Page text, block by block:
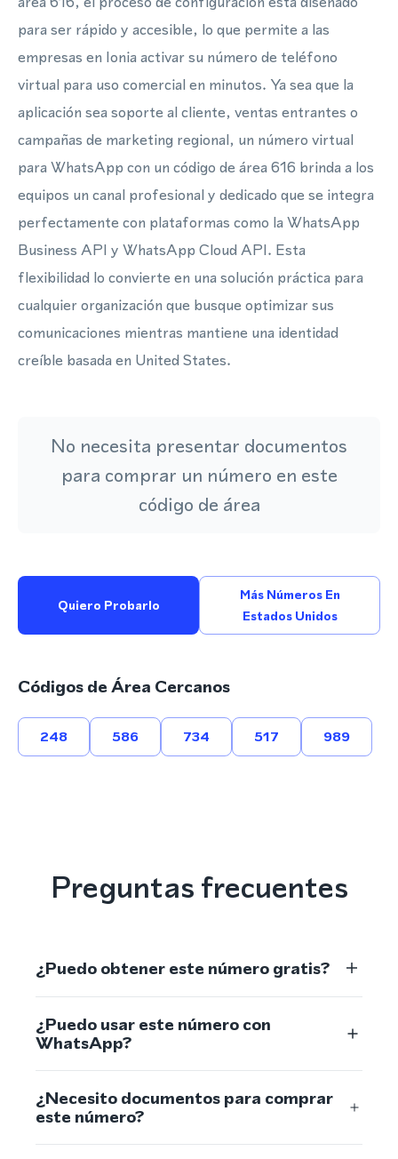
para ser rápido y accesible, lo que permite a las
empresas en Ionia activar su número de teléfono
virtual para uso comercial en minutos. Ya sea que la
aplicación sea soporte al cliente, ventas entrantes o
campañas de marketing regional, un número virtual
para WhatsApp con un código de área 616 brinda a los
equipos un canal profesional y dedicado que se integra
perfectamente con plataformas como la WhatsApp
Business API y WhatsApp Cloud API. Esta
flexibilidad lo convierte en una solución práctica para
cualquier organización que busque optimizar sus
comunicaciones mientras mantiene una identidad
creíble basada en United States.
No necesita presentar documentos
para comprar un número en este
código de área
Quiero Probarlo
Más Números En
Estados Unidos
Códigos de Área Cercanos
248 586 734 517 989
Preguntas frecuentes
¿Puedo obtener este número gratis?
¿Puedo usar este número con
WhatsApp?
¿Necesito documentos para comprar
este número?